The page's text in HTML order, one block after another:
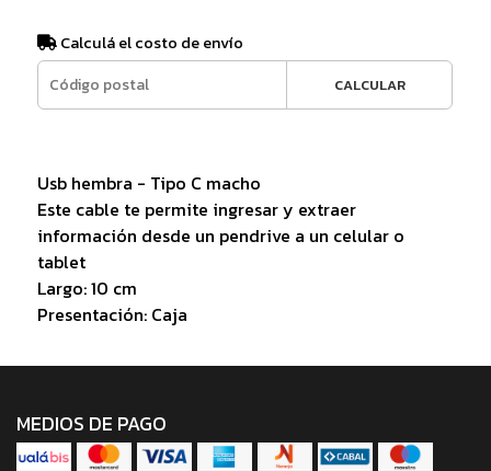
Calculá el costo de envío
CALCULAR
Usb hembra - Tipo C macho
Este cable te permite ingresar y extraer
información desde un pendrive a un celular o
tablet
Largo: 10 cm
Presentación: Caja
MEDIOS DE PAGO